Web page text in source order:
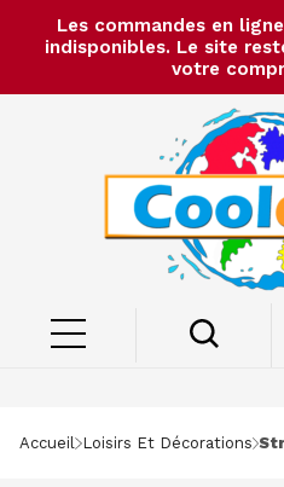
Les commandes en
indisponibles. Le site
votre
Accueil Loisirs Et Décorations